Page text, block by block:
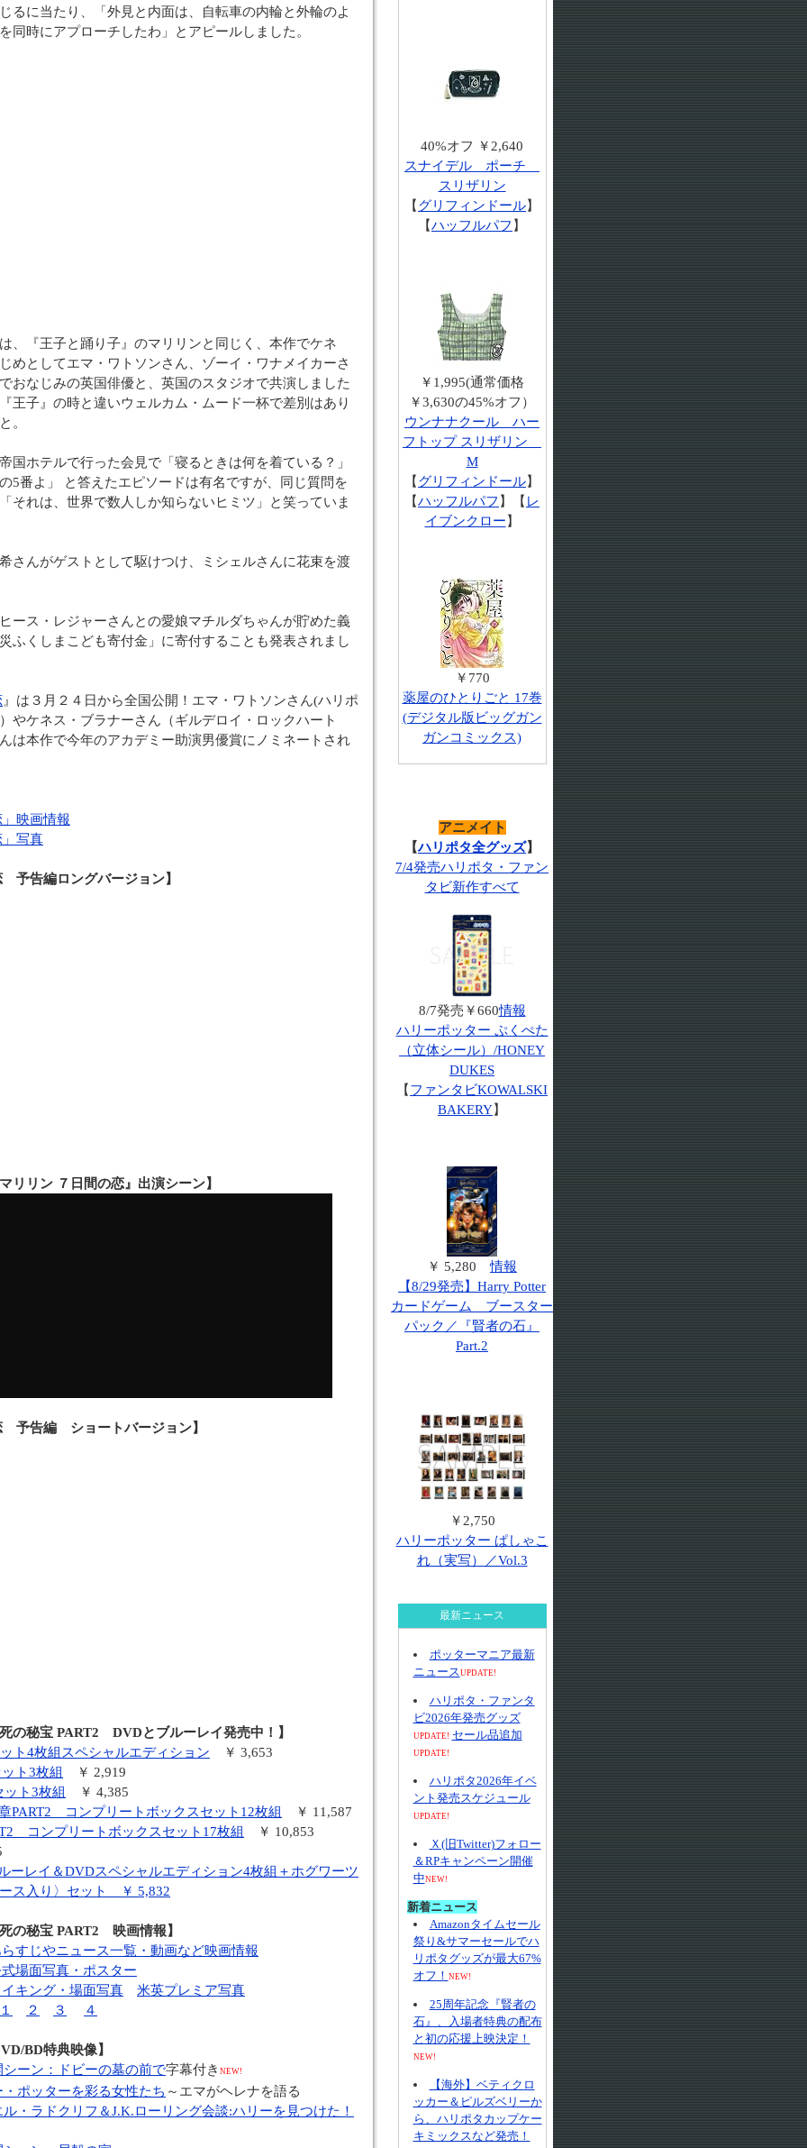
るに当たり、「外見と内面は、自転車の内輪と外輪のよ
同時にアプローチしたわ」とアピールしました。
、『王子と踊り子』のマリリンと同じく、本作でケネ
めとしてエマ・ワトソンさん、ゾーイ・ワナメイカーさ
おなじみの英国俳優と、英国のスタジオで共演しました
王子』の時と違いウェルカム・ムード一杯で差別はあり
。
国ホテルで行った会見で「寝るときは何を着ている？」
5番よ」 と答えたエピソードは有名ですが、同じ質問を
それは、世界で数人しか知らないヒミツ」と笑っていま
さんがゲストとして駆けつけ、ミシェルさんに花束を渡
ース・レジャーさんとの愛娘マチルダちゃんが貯めた義
ふくしまこども寄付金」に寄付することも発表されまし
』は３月２４日から全国公開！エマ・ワトソンさん(ハリポ
やケネス・ブラナーさん（ギルデロイ・ロックハート
は本作で今年のアカデミー助演男優賞にノミネートされ
」映画情報
」写真
予告編ロングバージョン】
リリン ７日間の恋』出演シーン】
予告編 ショートバージョン】
の秘宝 PART2 DVDとブルーレイ発売中！】
ト4枚組スペシャルエディション ￥ 3,653
ト3枚組
￥ 2,919
ト3枚組
￥ 4,385
PART2 コンプリートボックスセット12枚組
￥ 11,587
コンプリートボックスセット17枚組
￥ 10,853
ーレイ＆DVDスペシャルエディション4枚組＋ホグワーツ
ス入り〉セット ￥ 5,832
の秘宝 PART2 映画情報】
らすじやニュース一覧・動画など映画情報
式場面写真・ポスター
イキング・場面写真
米英プレミア写真
２ ３ ４
BD特典映像】
シーン：ドビーの墓の前で字幕付き NEW!
・ポッターを彩る女性たち ～エマがヘレナを語る
ル・ラドクリフ＆J.K.ローリング会談:ハリーを見つけた！
40%オフ ￥2,640
スナイデル ポーチ
スリザリン
【 グリフィンドール】
【ハッフルパフ 】
￥1,995(通常価格
￥3,630の45%オフ）
ウンナナクール ハー
フトップ スリザリン
M
【 グリフィンドール】
【ハッフルパフ 】【 レ
イブンクロー 】
￥770
薬屋のひとりごと 17巻
(デジタル版ビッグガン
ガンコミックス)
アニメイト
【ハリポタ全グッズ】
7/4発売ハリポタ・ファン
タビ新作すべて
8/7発売￥660情報
ハリーポッター ぷくぺた
（立体シール）/HONEY
DUKES
【 ファンタビKOWALSKI
BAKERY】
￥ 5,280情報
【8/29発売】Harry Potter
カードゲーム ブースター
パック／『賢者の石』
Part.2
￥2,750
ハリーポッター ぱしゃこ
れ（実写）／Vol.3
最新ニュース
ポッターマニア最新
ニュースUPDATE!
ハリポタ・ファンタ
ビ2026年発売グッズ
UPDATE! セール品追加
UPDATE!
ハリポタ2026年イベ
ント発売スケジュール
UPDATE!
Ｘ(旧Twitter)フォロー
＆RPキャンペーン開催
中NEW!
新着ニュース
Amazonタイムセール
祭り&サマーセールでハ
リポタグッズが最大67%
オフ！ NEW!
25周年記念『賢者の
石』、入場者特典の配布
と初の応援上映決定！
NEW!
【海外】ベティクロ
ッカー＆ピルズベリーか
ら、ハリポタカップケー
キミックスなど発売！